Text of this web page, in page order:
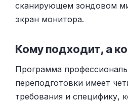
сканирующем зондовом
экран монитора.
Кому подходит, а
Программа
переподготовки имеет
требования и специфику,